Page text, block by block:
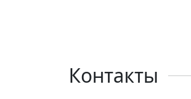
Контакты